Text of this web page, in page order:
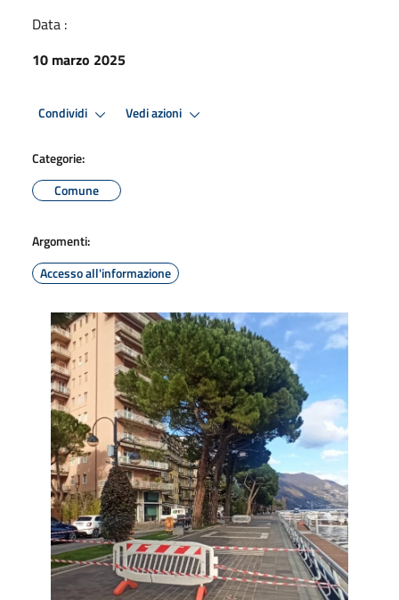
Data :
10 marzo 2025
Condividi Vedi azioni
Categorie:
Comune
Argomenti:
Accesso all'informazione